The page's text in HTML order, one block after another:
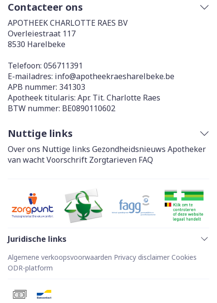
Contacteer ons
APOTHEEK CHARLOTTE RAES BV
Overleiestraat 117
8530 Harelbeke
Telefoon: 056711391
E-mailadres: info@apotheekraesharelbeke.be
APB nummer: 341303
Apotheek titularis: Apr. Tit. Charlotte Raes
BTW nummer: BE0890110602
Nuttige links
Over ons Nuttige links Gezondheidsnieuws Apotheker
van wachtVoorschrift Zorgtarieven FAQ
Juridische links
Algemene verkoopsvoorwaarden Privacy disclaimer Cookies
ODR-platform